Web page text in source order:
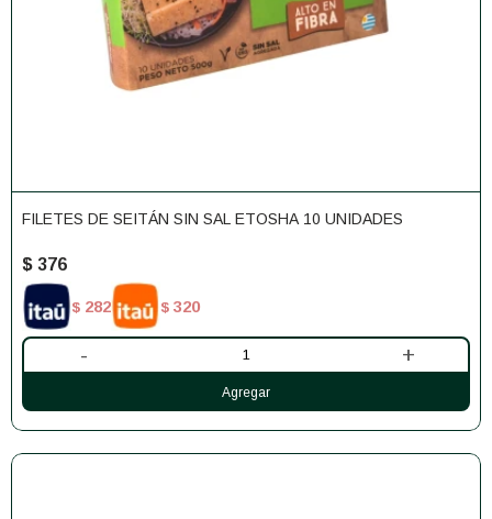
FILETES DE SEITÁN SIN SAL ETOSHA 10 UNIDADES
$ 376
$ 282 $ 320
- +